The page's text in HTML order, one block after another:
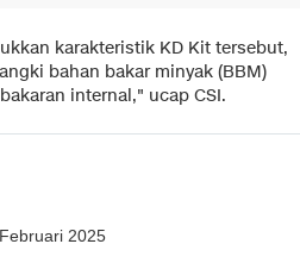
karakteristik KD Kit tersebut,
bahan bakar minyak (BBM)
internal," ucap CSI.
2025